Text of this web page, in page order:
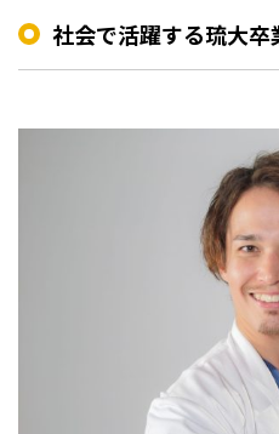
社会で活躍する琉大卒